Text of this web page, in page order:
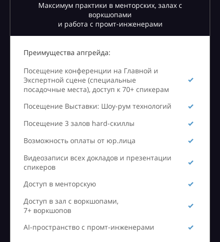
Максимум практики в менторских, залах с
воркшопами
и работа с промт-инженерами
Преимущества апгрейда:
Посещение конференции на Главной и
Экспертной сцене (специальные
посадочные места), доступ к 70+ спикерам
Посещение Выставки: Шоу-рум технологий
Посещение 3 залов hard-скиллы
Возможность оплаты от юр.лица
Видеозаписи всех докладов и презентации
спикеров
Доступ в менторскую
Доступ в зал с воркшопами,
7+ воркшопов
AI-пространство с промт-инженерами